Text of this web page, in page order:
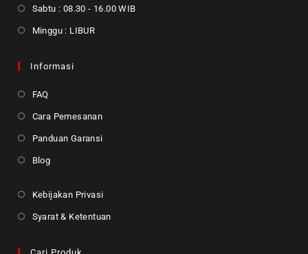
Sabtu : 08.30 - 16.00 WIB
Minggu : LIBUR
Informasi
FAQ
Cara Pemesanan
Panduan Garansi
Blog
Kebijakan Privasi
Syarat & Ketentuan